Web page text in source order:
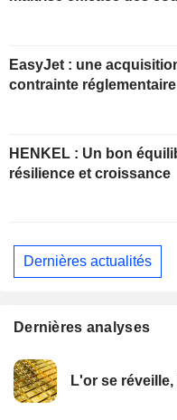
EasyJet : une
contrainte réglementaire
HENKEL : Un bon équilibre entre
résilience et croissance
Dernières actualités
Dernières analyses
L'or se